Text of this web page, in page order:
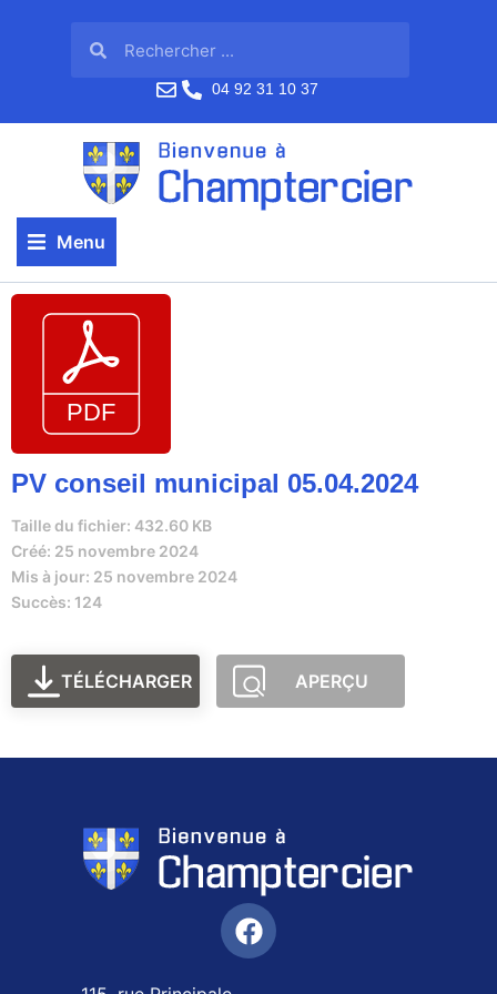
04 92 31 10 37
Menu
PV conseil municipal 05.04.2024
Taille du fichier: 432.60 KB
Créé: 25 novembre 2024
Mis à jour: 25 novembre 2024
Succès: 124
TÉLÉCHARGER APERÇU